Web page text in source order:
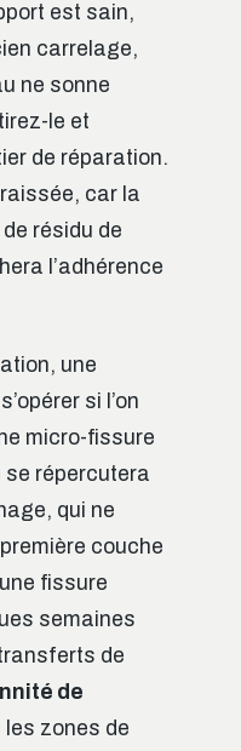
est sain,
carrelage,
ne sonne
le et
de réparation.
car la
résidu de
l’adhérence
une
si l’on
micro-fissure
se répercutera
qui ne
couche
fissure
semaines
de
de
zones de